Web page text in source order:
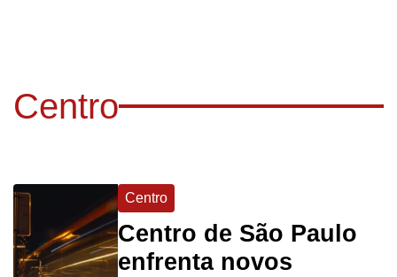
Centro
Centro
Centro de São Paulo
enfrenta novos